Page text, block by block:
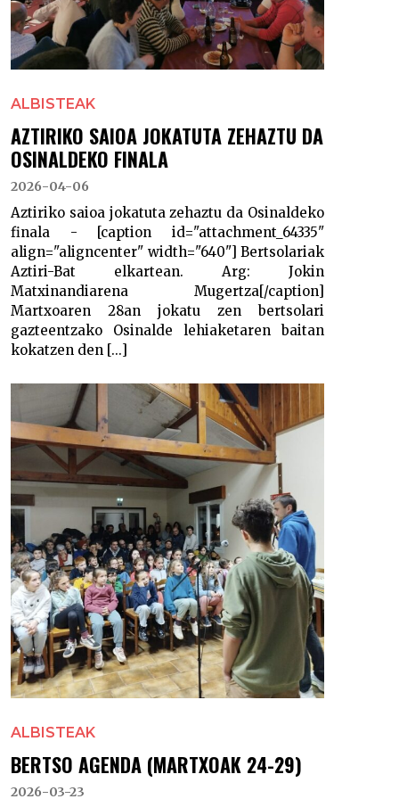
ALBISTEAK
AZTIRIKO SAIOA JOKATUTA ZEHAZTU DA
OSINALDEKO FINALA
2026-04-06
Aztiriko saioa jokatuta zehaztu da Osinaldeko
finala - [caption id="attachment_64335"
align="aligncenter" width="640"] Bertsolariak
Aztiri-Bat elkartean. Arg: Jokin
Matxinandiarena Mugertza[/caption]
Martxoaren 28an jokatu zen bertsolari
gazteentzako Osinalde lehiaketaren baitan
kokatzen den [...]
ALBISTEAK
BERTSO AGENDA (MARTXOAK 24-29)
2026-03-23